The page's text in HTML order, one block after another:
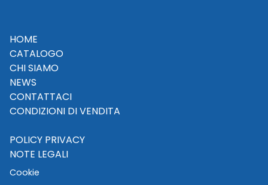
HOME
CATALOGO
CHI SIAMO
NEWS
CONTATTACI
CONDIZIONI DI VENDITA
POLICY PRIVACY
NOTE LEGALI
Cookie